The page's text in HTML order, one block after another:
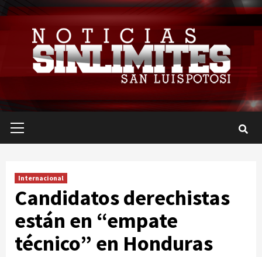
Saltar
contenido
primario
Internacional
Candidatos derechistas
están en “empate
técnico” en Honduras